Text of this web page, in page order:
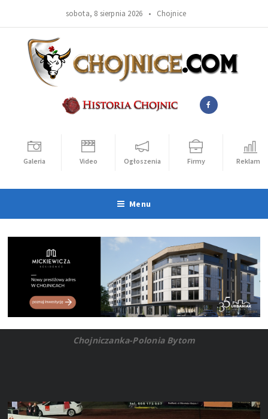
sobota, 8 sierpnia 2026 • Chojnice
Galeria Video Ogłoszenia Firmy Reklama
Menu
Chojniczanka-Polonia Bytom